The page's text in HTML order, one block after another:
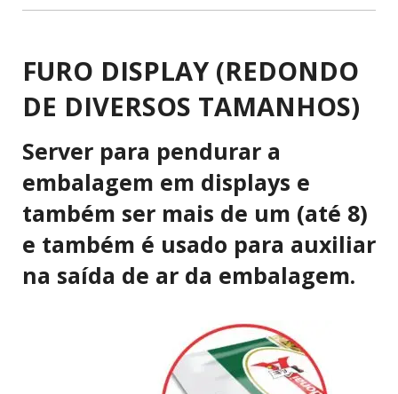
FURO DISPLAY (REDONDO
DE DIVERSOS TAMANHOS)
Server para pendurar a
embalagem em displays e
também ser mais de um (até 8)
e também é usado para auxiliar
na saída de ar da embalagem.